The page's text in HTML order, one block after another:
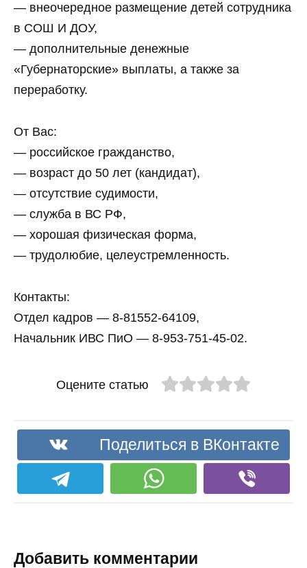
— внеочередное размещение детей сотрудника
в СОШ И ДОУ,
— дополнительные денежные
«Губернаторские» выплаты, а также за
переработку.
От Вас:
— российское гражданство,
— возраст до 50 лет (кандидат),
— отсутствие судимости,
— служба в ВС РФ,
— хорошая физическая форма,
— трудолюбие, целеустремленность.
Контакты:
Отдел кадров — 8-81552-64109,
Начальник ИВС ПиО — 8-953-751-45-02.
Оцените статью
Поделиться в ВКонтакте
Добавить комментарии